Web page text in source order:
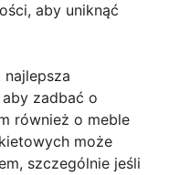
aby uniknąć
zadbać o
również o meble
może
szczególnie jeśli